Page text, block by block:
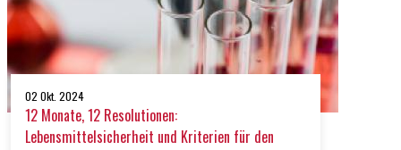
02 Okt. 2024
12 Monate, 12 Resolutionen:
Lebensmittelsicherheit und Kriterien für den